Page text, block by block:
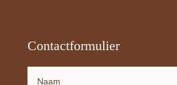
Contactformulier